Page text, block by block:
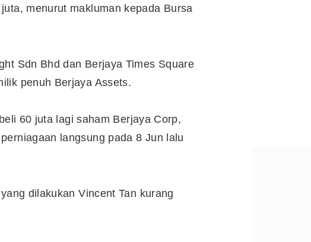
menurut makluman kepada Bursa
Sdn Bhd dan Berjaya Times Square
penuh Berjaya Assets.
60 juta lagi saham Berjaya Corp,
langsung pada 8 Jun lalu
dilakukan Vincent Tan kurang